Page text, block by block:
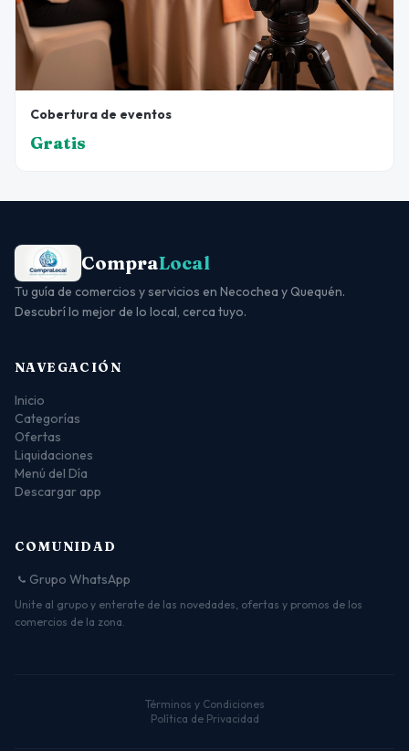
Cobertura de eventos
Gratis
CompraLocal
Tu guía de comercios y servicios en Necochea y Quequén.
Descubrí lo mejor de lo local, cerca tuyo.
NAVEGACIÓN
Inicio
Categorías
Ofertas
Liquidaciones
Menú del Día
Descargar app
COMUNIDAD
Grupo WhatsApp
Unite al grupo y enterate de las novedades, ofertas y promos de los
comercios de la zona.
Términos y Condiciones
Política de Privacidad